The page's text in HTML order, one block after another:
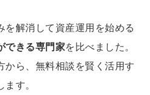
を解消して資産運用を始める
できる専門家を比べました。
から、無料相談を賢く活用す
す。